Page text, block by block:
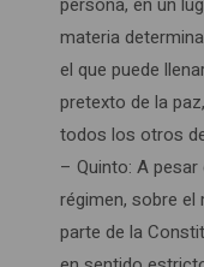
materia
el que puede
pretexto de la
todos los otros
– Quinto: A
régimen, sobre
parte de la